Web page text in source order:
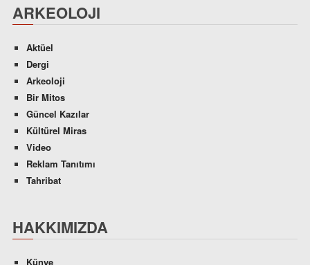
ARKEOLOJI
Aktüel
Dergi
Arkeoloji
Bir Mitos
Güncel Kazılar
Kültürel Miras
Video
Reklam Tanıtımı
Tahribat
HAKKIMIZDA
Künye